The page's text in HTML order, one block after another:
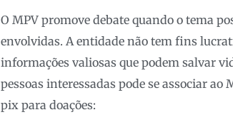
O MPV promove debate quando o tema
envolvidas. A entidade não tem fins
informações valiosas que podem salvar
pessoas interessadas pode se associar
pix para doações: